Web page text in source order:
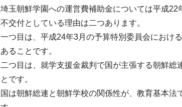
埼玉朝鮮学園への運営費補助金については平成22
不交付としている理由は二つあります。
一つ目は、平成24年3月の予算特別委員会におけ
あることです。
二つ目は、就学支援金裁判で国が主張する朝鮮
とです。
国は朝鮮総連と朝鮮学校の関係性が、教育基本